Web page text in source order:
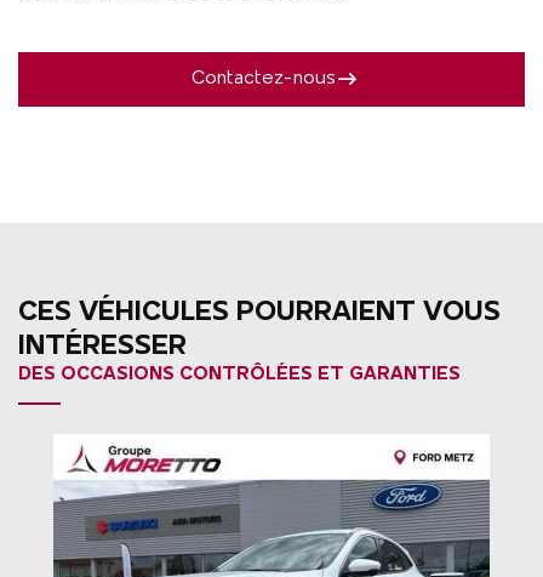
Contactez-nous
CES VÉHICULES POURRAIENT VOUS
INTÉRESSER
DES OCCASIONS CONTRÔLÉES ET GARANTIES